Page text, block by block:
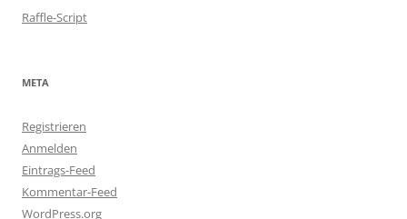
Raffle-Script
META
Registrieren
Anmelden
Eintrags-Feed
Kommentar-Feed
WordPress.org